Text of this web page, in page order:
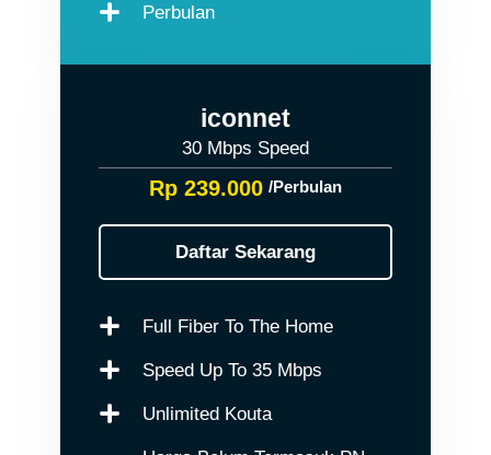
Perbulan
iconnet
30 Mbps Speed
Rp 239.000 /Perbulan
Daftar Sekarang
Full Fiber To The Home
Speed Up To 35 Mbps
Unlimited Kouta